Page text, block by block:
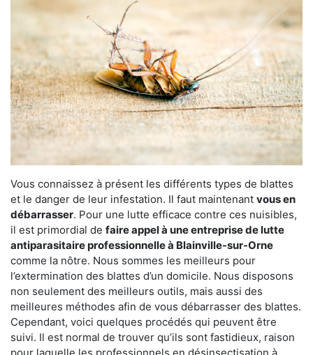
Vous connaissez à présent les différents types de blattes
et le danger de leur infestation. Il faut maintenant vous en
débarrasser. Pour une lutte efficace contre ces nuisibles,
il est primordial de faire appel à une entreprise de lutte
antiparasitaire professionnelle à Blainville-sur-Orne
comme la nôtre. Nous sommes les meilleurs pour
l’extermination des blattes d’un domicile. Nous disposons
non seulement des meilleurs outils, mais aussi des
meilleures méthodes afin de vous débarrasser des blattes.
Cependant, voici quelques procédés qui peuvent être
suivi. Il est normal de trouver qu’ils sont fastidieux, raison